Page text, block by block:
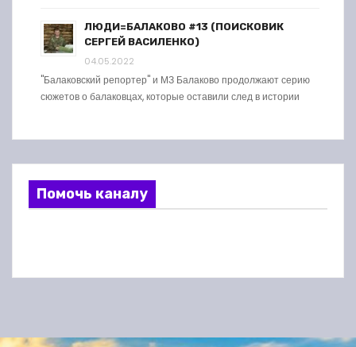
ЛЮДИ=БАЛАКОВО #13 (ПОИСКОВИК
СЕРГЕЙ ВАСИЛЕНКО)
04.05.2022
"Балаковский репортер" и МЗ Балаково продолжают серию
сюжетов о балаковцах, которые оставили след в истории
Помочь каналу